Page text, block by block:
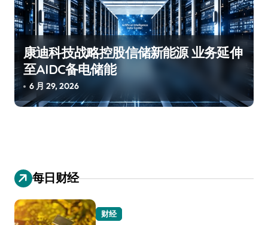
康迪科技战略控股信储新能源 业务延伸
至AIDC备电储能
6 月 29, 2026
每日财经
财经